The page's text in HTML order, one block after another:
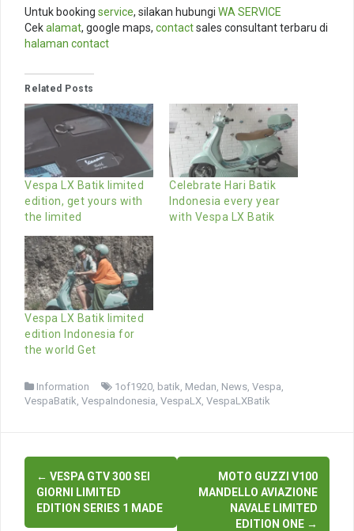
Untuk booking service, silakan hubungi WA SERVICE
Cekalamat, google maps, contactsales consultant terbaru di
halaman contact
Related Posts
Vespa LX Batik limited
edition, get yours with
the limited
Celebrate Hari Batik
Indonesia every year
with Vespa LX Batik
Vespa LX Batik limited
edition Indonesia for
the world Get
Information 1of1920 batik Medan News Vespa
VespaBatik VespaIndonesia VespaLX VespaLXBatik
Post
navigation
← VESPA GTV 300 SEI
GIORNI LIMITED
EDITION SERIES 1 MADE
MOTO GUZZI V100
MANDELLO AVIAZIONE
NAVALE LIMITED
EDITION ONE →